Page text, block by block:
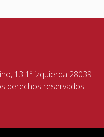
13 1º izquierda 28039
derechos reservados